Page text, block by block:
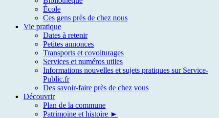
École
Ces gens près de chez nous
Vie pratique
Dates à retenir
Petites annonces
Transports et covoiturages
Services et numéros utiles
Informations nouvelles et sujets pratiques sur Service-
Public.fr
Des savoir-faire près de chez vous
Découvrir
Plan de la commune
Patrimoine et histoire ►